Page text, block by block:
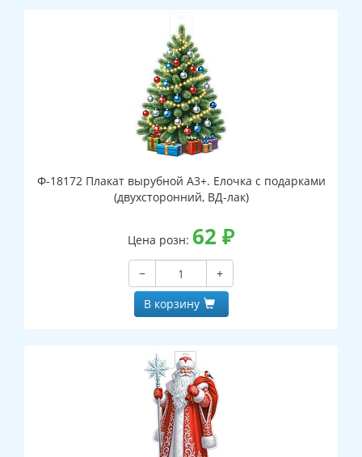
Ф-18172 Плакат вырубной А3+. Елочка с подарками
(двухсторонний, ВД-лак)
Цена розн: 62 ₽
−
+
В корзину